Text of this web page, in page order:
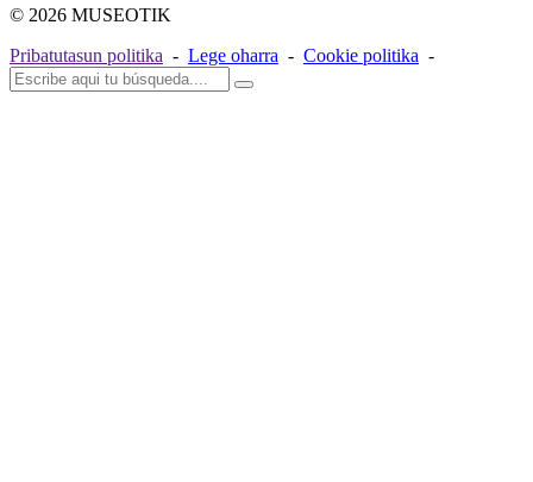
© 2026 MUSEOTIK
Pribatutasun politika - Lege oharra - Cookie politika -